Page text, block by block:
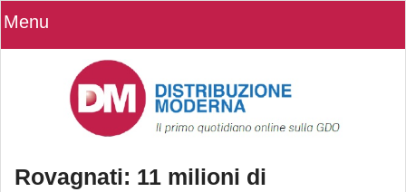
Menu
Rovagnati: 11 milioni di